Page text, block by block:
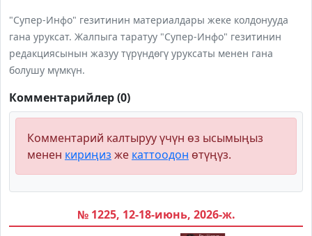
"Супер-Инфо" гезитинин материалдары жеке колдонууда
гана уруксат. Жалпыга таратуу "Супер-Инфо" гезитинин
редакциясынын жазуу түрүндөгү уруксаты менен гана
болушу мүмкүн.
Комментарийлер (0)
Комментарий калтыруу үчүн өз ысымыңыз
менен кириңиз же каттоодон өтүңүз.
№ 1225, 12-18-июнь, 2026-ж.